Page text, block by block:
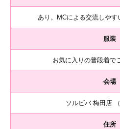
あり。MCによる交流しやす
服装
お気に入りの普段着で
会場
ソルビバ 梅田店 （
住所